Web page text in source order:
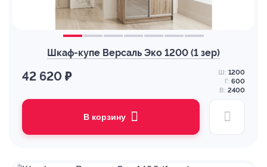
Шкаф-купе Версаль Эко 1200 (1 зер)
42 620 ₽ Ш: 1200
Г: 600
В: 2400
В корзину